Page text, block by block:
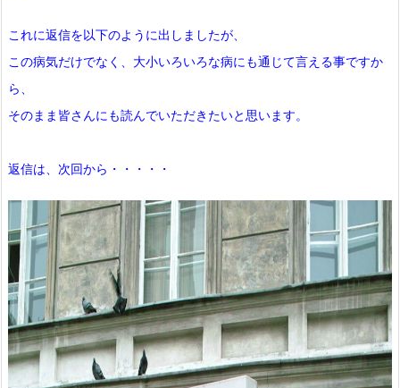
これに返信を以下のように出しましたが、
この病気だけでなく、大小いろいろな病にも通じて言える事ですか
ら、
そのまま皆さんにも読んでいただきたいと思います。
返信は、次回から・・・・・